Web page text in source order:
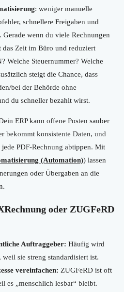
: weniger manuelle
schnellere Freigaben und
wenn du viele Rechnungen
das Zeit im Büro und reduziert
Welche Steuernummer? Welche
steigt die Chance, dass
bei der Behörde ohne
du schneller bezahlt wirst.
ERP kann offene Posten sauber
bekommt konsistente Daten, und
PDF-Rechnung abtippen. Mit
(Automation)) lassen
oder Übergaben an die
oder ZUGFeRD
Auftraggeber: Häufig wird
sie streng standardisiert ist.
vereinfachen: ZUGFeRD ist oft
es „menschlich lesbar“ bleibt.